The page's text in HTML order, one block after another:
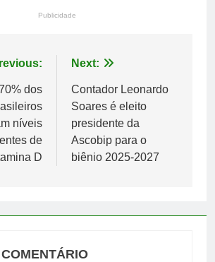
Publicidade
dos
níveis
de
D
Next:
Contador Leonardo
Soares é eleito
presidente da
Ascobip para o
biênio 2025-2027